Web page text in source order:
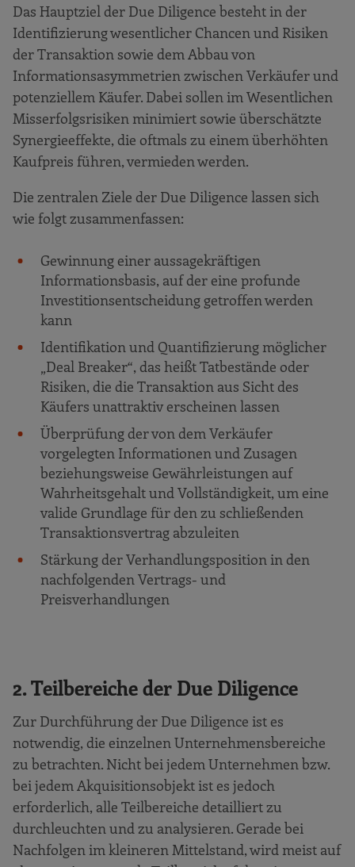
Das Hauptziel der Due Diligence besteht in der
Identifizierung wesentlicher Chancen und Risiken
der Transaktion sowie dem Abbau von
Informationsasymmetrien zwischen Verkäufer und
potenziellem Käufer. Dabei sollen im Wesentlichen
Misserfolgsrisiken minimiert sowie überschätzte
Synergieeffekte, die oftmals zu einem überhöhten
Kaufpreis führen, vermieden werden.
Die zentralen Ziele der Due Diligence lassen sich
wie folgt zusammenfassen:
Gewinnung einer aussagekräftigen
Informationsbasis, auf der eine profunde
Investitionsentscheidung getroffen werden
kann
Identifikation und Quantifizierung möglicher
„Deal Breaker“, das heißt Tatbestände oder
Risiken, die die Transaktion aus Sicht des
Käufers unattraktiv erscheinen lassen
Überprüfung der von dem Verkäufer
vorgelegten Informationen und Zusagen
beziehungsweise Gewährleistungen auf
Wahrheitsgehalt und Vollständigkeit, um eine
valide Grundlage für den zu schließenden
Transaktionsvertrag abzuleiten
Stärkung der Verhandlungsposition in den
nachfolgenden Vertrags- und
Preisverhandlungen
2. Teilbereiche der Due Diligence
Zur Durchführung der Due Diligence ist es
notwendig, die einzelnen Unternehmensbereiche
zu betrachten. Nicht bei jedem Unternehmen bzw.
bei jedem Akquisitionsobjekt ist es jedoch
erforderlich, alle Teilbereiche detailliert zu
durchleuchten und zu analysieren. Gerade bei
Nachfolgen im kleineren Mittelstand, wird meist auf